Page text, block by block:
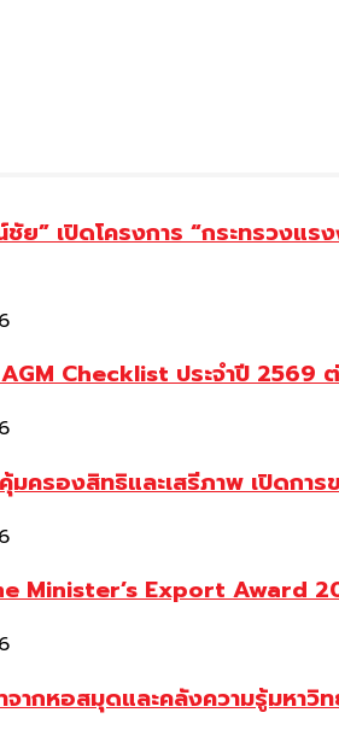
” เปิดโครงการ “กระทรวงแร
Checklist ประจำปี 2569
ครองสิทธิและเสรีภาพ เปิดกา
Minister’s Export Award
ากหอสมุดและคลังความรู้มหาวิ